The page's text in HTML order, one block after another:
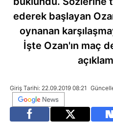
ederek başlayan
oynanan
İşte Ozan'ın maç
Giriş Tarihi: 22.09.2019 08:21